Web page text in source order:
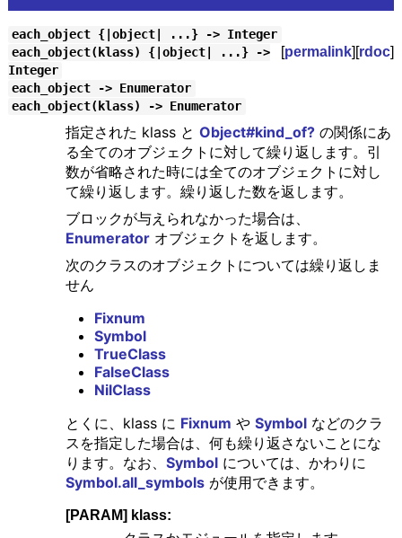
each_object {|object| ...} -> Integer
[permalink][rdoc]
each_object(klass) {|object| ...} ->
Integer
each_object -> Enumerator
each_object(klass) -> Enumerator
指定された klass と Object#kind_of?の関係にあ
る全てのオブジェクトに対して繰り返します。引
数が省略された時には全てのオブジェクトに対し
て繰り返します。繰り返した数を返します。
ブロックが与えられなかった場合は、
Enumeratorオブジェクトを返します。
次のクラスのオブジェクトについては繰り返しま
せん
Fixnum
Symbol
TrueClass
FalseClass
NilClass
とくに、klass に Fixnum や Symbolなどのクラ
スを指定した場合は、何も繰り返さないことにな
ります。なお、 Symbolについては、かわりに
Symbol.all_symbolsが使用できます。
[PARAM] klass: